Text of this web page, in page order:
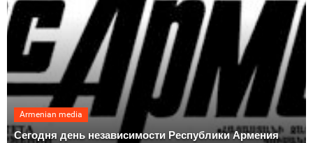
Armenian media
Сегодня день независимости Республики Армения